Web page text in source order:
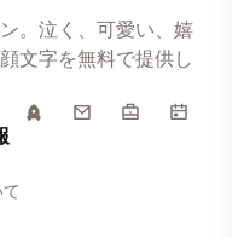
。泣く、可愛い、嬉
文字を無料で提供し